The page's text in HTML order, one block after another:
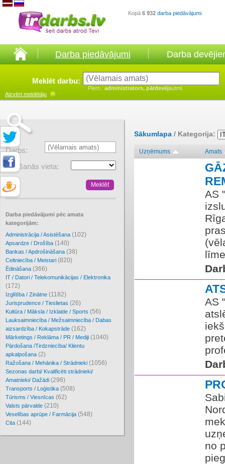
Kopā 6 932 darba piedāvājumi
Darba piedāvājumi Darba
Meklēt darbu:
Piem.: administrators, pārdevējsutml.
Aizvērt meklētāju
Darbs:
Atrašanās vieta:
Darba piedāvājumi pēc amata
kategorijām:
Administrācija / Asistēšana (102)
Apsardze / Drošība (140)
Bankas / Apdrošināšana (38)
Celtniecība / Meistari (820)
Ēdināšana (366)
IT / Datori / Telekomunikācijas / Elektronika
(172)
Izglītība / Zinātne (1182)
Jurisprudence / Tieslietas (26)
Kultūra / Māksla / Izklaide / Sports (56)
Lauksaimniecība / Mežsaimniecība / Dabas
aizsardzība / Kokapstrāde (162)
Mārketings / Reklāma / PR / Mediji (1040)
Pārdošana /Tirdzniecība/ Klientu
apkalpošana (2)
Ražošana / Mehānika / Strādnieki (1056)
Sezonas darbi/ Kvalificēti strādnieki/
Amatnieki/ Dažādi (298)
Transports / Loģistika (508)
Tūrisms / Viesnīcas (62)
Valsts pārvalde (210)
Veselības aprūpe / Farmācija (548)
Cita (144)
Sākumlapa / Kategorija:
Uzņēmums Amats
AS
AS
no